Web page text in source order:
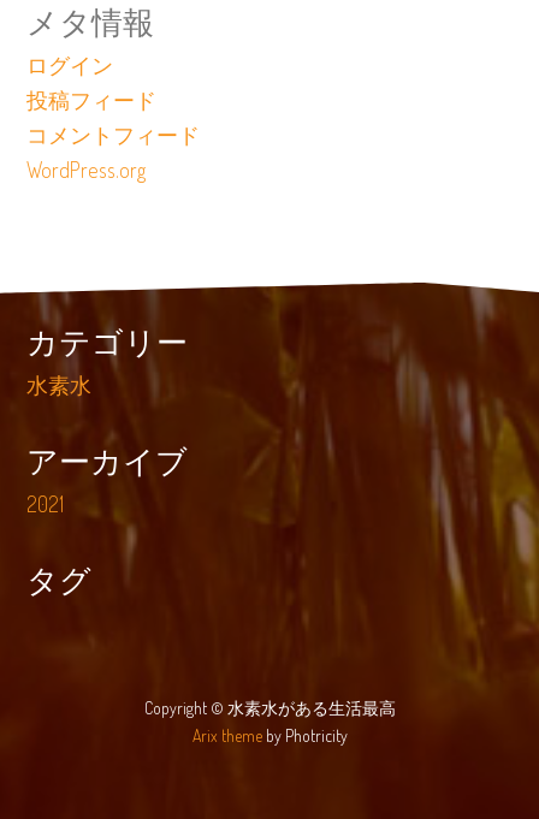
メタ情報
ログイン
投稿フィード
コメントフィード
WordPress.org
カテゴリー
水素水
アーカイブ
2021
タグ
Copyright © 水素水がある生活最高
Arix themeby Photricity